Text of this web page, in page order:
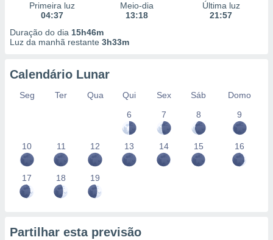
Primeira luz
04:37
Meio-dia
13:18
Última luz
21:57
Duração do dia 15h46m
Luz da manhã restante 3h33m
Calendário Lunar
Seg Ter Qua Qui Sex Sáb
Domo
6
7 8 9
10 11 12 13 14 15 16
17 18 19
Partilhar esta previsão